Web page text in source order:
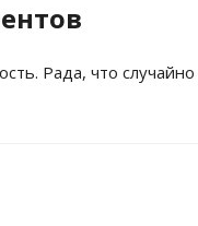
Рада, что